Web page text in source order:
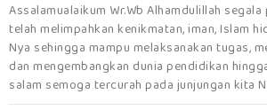
Assalamualaikum Wr.Wb Alhamdulillah
telah melimpahkan kenikmatan, iman, Islam
Nya sehingga mampu melaksanakan tugas,
dan mengembangkan dunia pendidikan
salam semoga tercurah pada junjungan kita